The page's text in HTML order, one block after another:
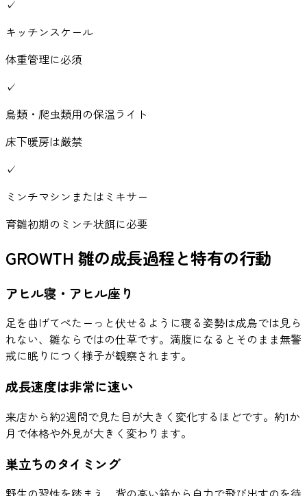
✓
キッチンスケール
体重管理に必須
✓
鳥類・爬虫類用の保温ライト
床下暖房は厳禁
✓
ミンチマシンまたはミキサー
育雛初期のミンチ状餌に必要
GROWTH 雛の成長過程と特有の行動
アヒル寝・アヒル座り
足を曲げてぺたーっと伏せるように寝る姿勢は成鳥では見ら
れない、雛ならではの仕草です。満腹になるとそのまま無警
戒に眠りにつく様子が観察されます。
成長速度は非常に速い
来店から約2週間で見た目が大きく変化するほどです。約1か
月で体格や外見が大きく変わります。
巣立ちのタイミング